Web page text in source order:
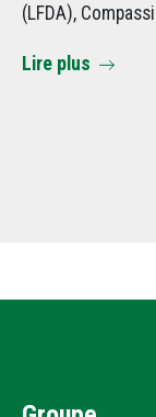
(LFDA),
Lire plus